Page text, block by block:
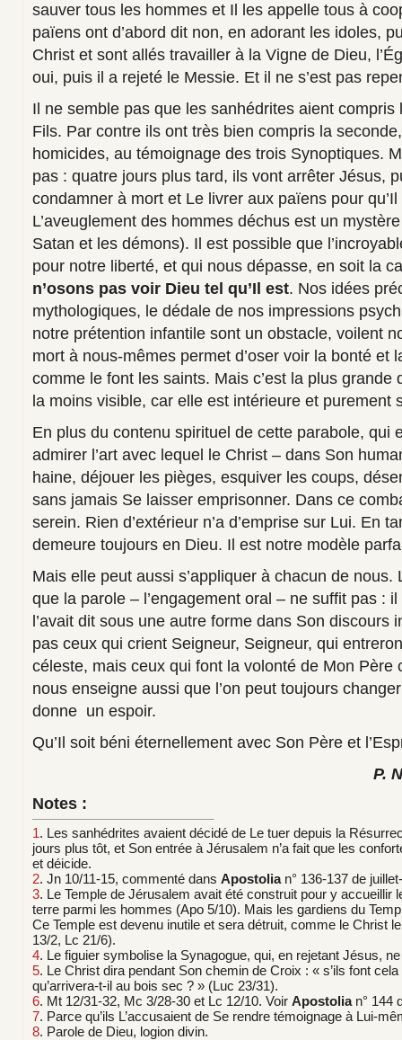
sauver tous les hommes et Il les appelle tous à
païens ont d’abord dit non, en adorant les idoles,
Christ et sont allés travailler à la Vigne de Dieu,
oui, puis il a rejeté le Messie. Et il ne s’est pas
Il ne semble pas que les sanhédrites aient compris
Fils. Par contre ils ont très bien compris la
homicides, au témoignage des trois Synoptiques.
pas : quatre jours plus tard, ils vont arrêter Jésus,
condamner à mort et Le livrer aux païens pour
L’aveuglement des hommes déchus est un
Satan et les démons). Il est possible que
pour notre liberté, et qui nous dépasse, en soit la
n’osons pas voir Dieu tel qu’Il est. Nos idées
mythologiques, le dédale de nos impressions
notre prétention infantile sont un obstacle, voilent
mort à nous-mêmes permet d’oser voir la bonté et
comme le font les saints. Mais c’est la plus grande
la moins visible, car elle est intérieure et purement
En plus du contenu spirituel de cette parabole, qui
admirer l’art avec lequel le Christ – dans Son
haine, déjouer les pièges, esquiver les coups,
sans jamais Se laisser emprisonner. Dans ce
serein. Rien d’extérieur n’a d’emprise sur Lui. En
demeure toujours en Dieu. Il est notre modèle
Mais elle peut aussi s’appliquer à chacun de
que la parole – l’engagement oral – ne suffit pas :
l’avait dit sous une autre forme dans Son discours
pas ceux qui crient Seigneur, Seigneur, qui
céleste, mais ceux qui font la volonté de Mon Père
nous enseigne aussi que l’on peut toujours
donne un espoir.
Qu’Il soit béni éternellement avec Son Père et
P.
Notes :
1. Les sanhédrites avaient décidé de Le tuer depuis la
jours plus tôt, et Son entrée à Jérusalem n’a fait que les
et déicide.
2. Jn 10/11-15, commenté dans Apostolia n° 136-137 de
3. Le Temple de Jérusalem avait été construit pour y accueillir
terre parmi les hommes (Apo 5/10). Mais les gardiens du
Ce Temple est devenu inutile et sera détruit, comme le Christ
13/2, Lc 21/6).
4. Le figuier symbolise la Synagogue, qui, en rejetant Jésus,
5. Le Christ dira pendant Son chemin de Croix : « s’ils font
qu’arrivera-t-il au bois sec ? » (Luc 23/31).
6. Mt 12/31-32, Mc 3/28-30 et Lc 12/10. Voir Apostolia n° 144
7. Parce qu’ils L’accusaient de Se rendre témoignage à Lui-
8. Parole de Dieu, logion divin.